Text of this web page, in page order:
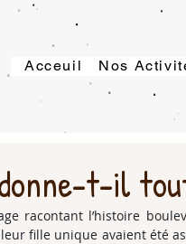
Acceuil Nos
t-il
racontant l’histoire
fille unique avaient été